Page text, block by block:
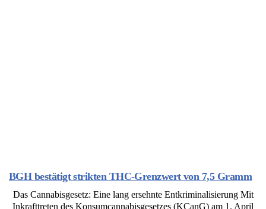
BGH bestätigt strikten THC-Grenzwert von 7,5 Gramm
Das Cannabisgesetz: Eine lang ersehnte Entkriminalisierung Mit
Inkrafttreten des Konsumcannabisgesetzes (KCanG) am 1. April